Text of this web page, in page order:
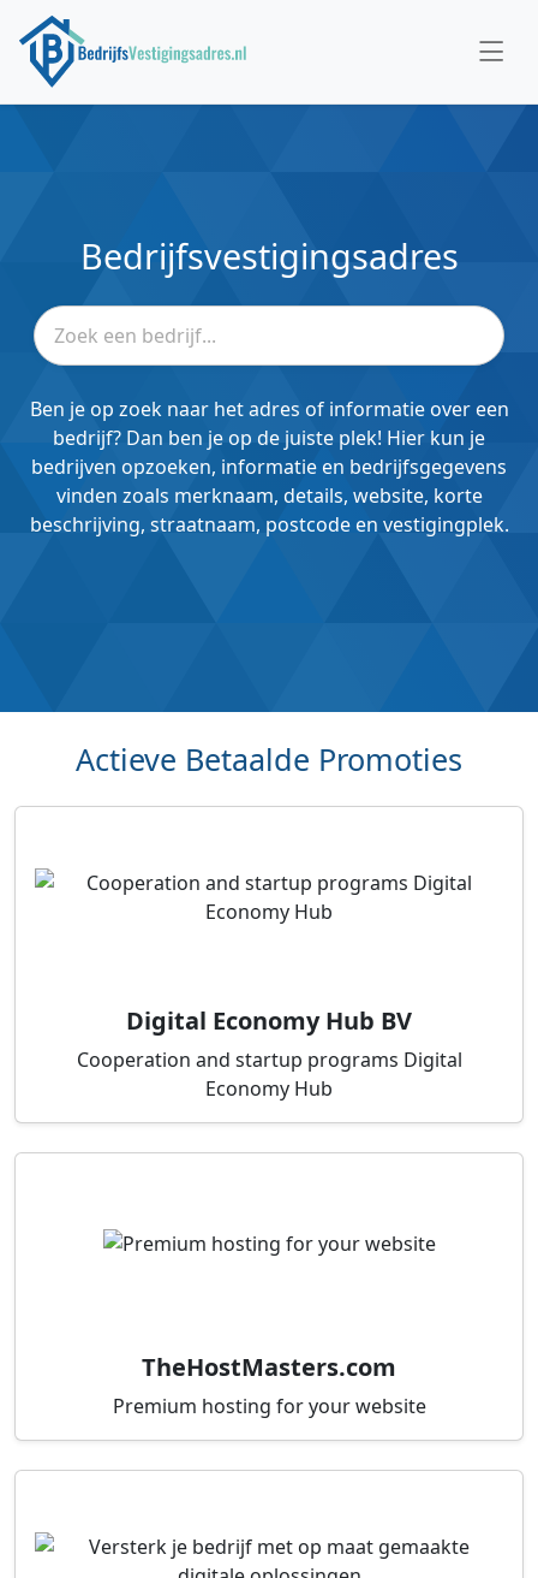
Bedrijfsvestigingsadres
Ben je op zoek naar het adres of informatie over een
bedrijf? Dan ben je op de juiste plek! Hier kun je
bedrijven opzoeken, informatie en bedrijfsgegevens
vinden zoals merknaam, details, website, korte
beschrijving, straatnaam, postcode en vestigingplek.
Actieve Betaalde Promoties
Digital Economy Hub BV
Cooperation and startup programs Digital
Economy Hub
TheHostMasters.com
Premium hosting for your website